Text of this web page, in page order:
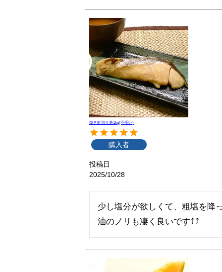
焼き鮭切り身1kg(不揃い)
購入者
投稿日
2025/10/28
少し塩分が欲しくて、粗塩を降
油のノリも凄く良いです⤴⤴